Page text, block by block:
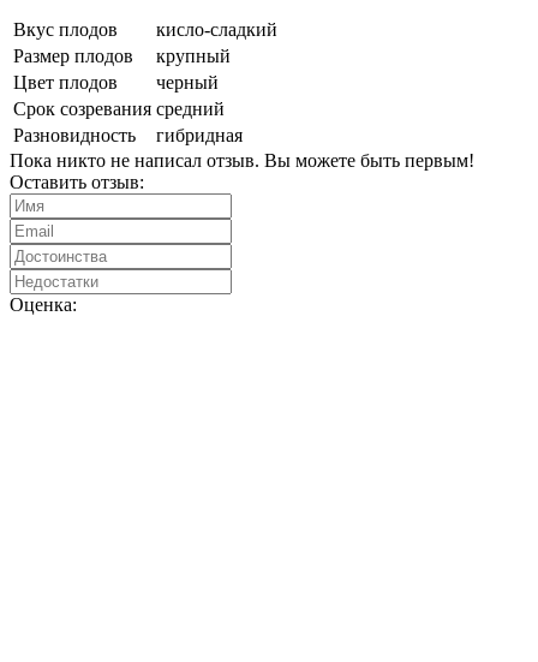
Вкус плодов
кисло-сладкий
Размер плодов
крупный
Цвет плодов
черный
Срок созревания средний
Разновидность
гибридная
Пока никто не написал отзыв. Вы можете быть первым!
Оставить отзыв:
Оценка: